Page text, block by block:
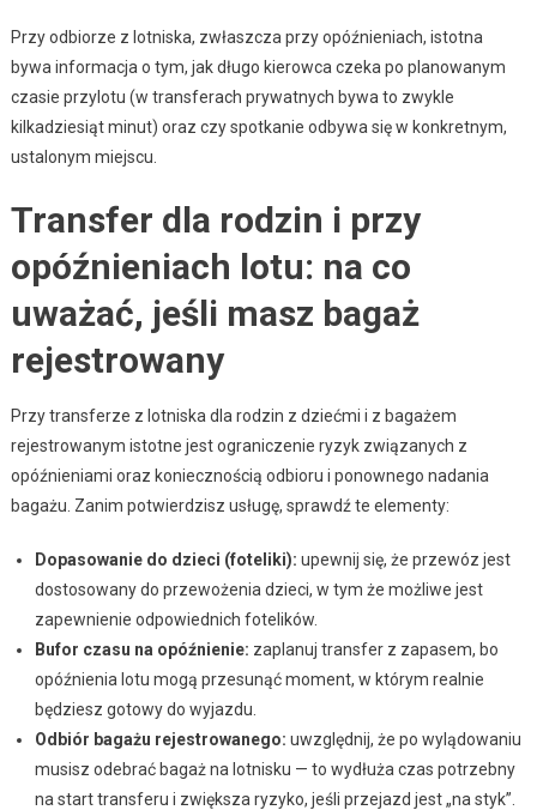
Przy odbiorze z lotniska, zwłaszcza przy opóźnieniach, istotna
bywa informacja o tym, jak długo kierowca czeka po planowanym
czasie przylotu (w transferach prywatnych bywa to zwykle
kilkadziesiąt minut) oraz czy spotkanie odbywa się w konkretnym,
ustalonym miejscu.
Transfer dla rodzin i przy
opóźnieniach lotu: na co
uważać, jeśli masz bagaż
rejestrowany
Przy transferze z lotniska dla rodzin z dziećmi i z bagażem
rejestrowanym istotne jest ograniczenie ryzyk związanych z
opóźnieniami oraz koniecznością odbioru i ponownego nadania
bagażu. Zanim potwierdzisz usługę, sprawdź te elementy:
Dopasowanie do dzieci (foteliki): upewnij się, że przewóz jest
dostosowany do przewożenia dzieci, w tym że możliwe jest
zapewnienie odpowiednich fotelików.
Bufor czasu na opóźnienie: zaplanuj transfer z zapasem, bo
opóźnienia lotu mogą przesunąć moment, w którym realnie
będziesz gotowy do wyjazdu.
Odbiór bagażu rejestrowanego: uwzględnij, że po wylądowaniu
musisz odebrać bagaż na lotnisku — to wydłuża czas potrzebny
na start transferu i zwiększa ryzyko, jeśli przejazd jest „na styk”.